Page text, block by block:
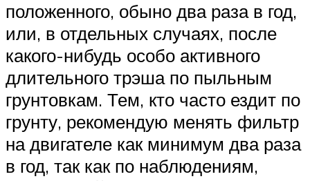
положенного, обыно два раза в год,
или, в отдельных случаях, после
какого-нибудь особо активного
длительного трэша по пыльным
грунтовкам. Тем, кто часто ездит по
грунту, рекомендую менять фильтр
на двигателе как минимум два раза
в год, так как по наблюдениям,